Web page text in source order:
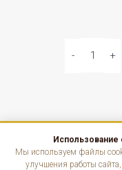
КАТАЛОГ
Мы используем файлы
улучшения работы